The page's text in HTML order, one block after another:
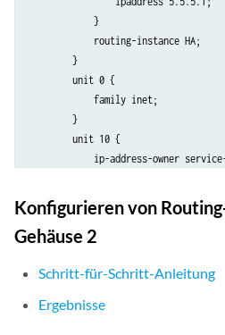
            }
            routing-instance HA;
        }
        unit 0 {
            family inet;
        }
        unit 10 {
ip-address-owner
                address 5.5.5.2/32;
            }
        }
        vlan-tagging;
            vlan-id 100;
Konfigurieren von
Gehäuse 2
Schritt-für-Schritt-Anleitung
Ergebnisse